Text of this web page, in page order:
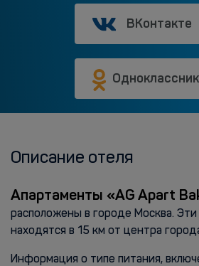
ВКонтакте
Описание отеля
Апартаменты «AG Apart
расположены в городе Москва.
находятся в 15 км от центра
Информация о типе питания,